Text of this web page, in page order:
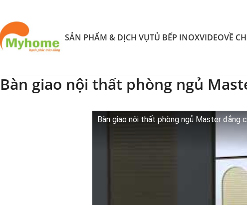
SẢN PHẨM & DỊCH VỤTỦ BẾP INOXVIDEOVỀ
Bàn giao nội thất phòng ngủ
Bàn giao nội thất phòng ngủ Master đẳng